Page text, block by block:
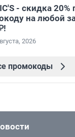
- скидка 20%
на любой
2026
промокоды